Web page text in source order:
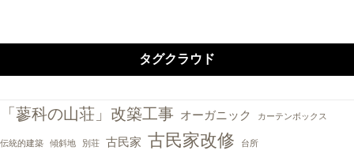
タグクラウド
「蓼科の山荘」改築工事 オーガニック カーテンボックス
伝統的建築 傾斜地 別荘 古民家 古民家改修 台所